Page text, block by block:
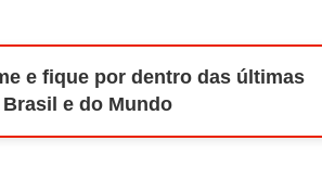
e fique por dentro das últimas
e do Mundo